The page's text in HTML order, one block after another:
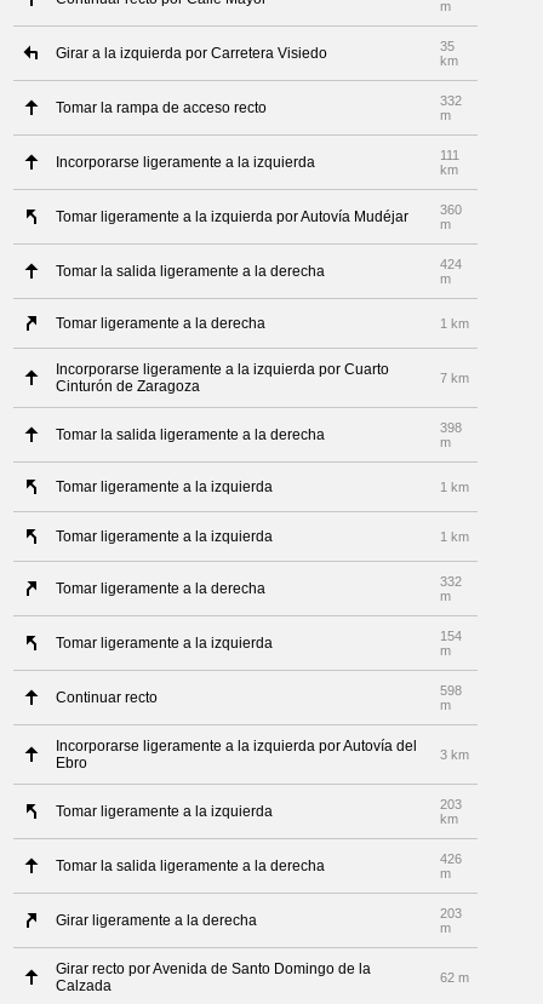
m
Girar a la izquierda por Carretera Visiedo
35
km
Tomar la rampa de acceso recto
332
m
Incorporarse ligeramente a la izquierda
111
km
Tomar ligeramente a la izquierda por Autovía Mudéjar
360
m
Tomar la salida ligeramente a la derecha
424
m
Tomar ligeramente a la derecha 1 km
Incorporarse ligeramente a la izquierda por Cuarto
Cinturón de Zaragoza
7 km
Tomar la salida ligeramente a la derecha
398
m
Tomar ligeramente a la izquierda 1 km
Tomar ligeramente a la izquierda 1 km
Tomar ligeramente a la derecha
332
m
Tomar ligeramente a la izquierda
154
m
Continuar recto
598
m
Incorporarse ligeramente a la izquierda por Autovía del
Ebro
3 km
Tomar ligeramente a la izquierda
203
km
Tomar la salida ligeramente a la derecha
426
m
Girar ligeramente a la derecha
203
m
Girar recto por Avenida de Santo Domingo de la
Calzada
62 m